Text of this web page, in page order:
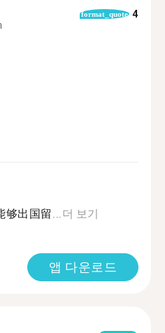
format_quote 4
够出国留...더 보기
앱 다운로드